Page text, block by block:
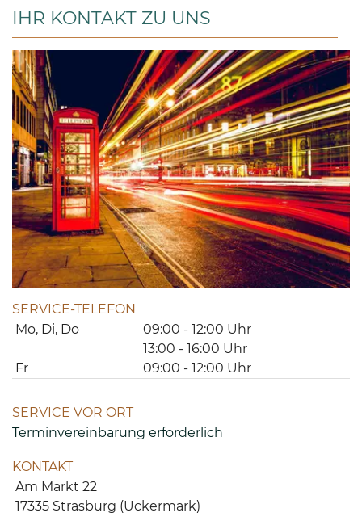
IHR KONTAKT ZU UNS
SERVICE-TELEFON
Mo, Di, Do
09:00 - 12:00 Uhr
13:00 - 16:00 Uhr
Fr
09:00 - 12:00 Uhr
SERVICE VOR ORT
Terminvereinbarung erforderlich
KONTAKT
Am Markt 22
17335 Strasburg (Uckermark)